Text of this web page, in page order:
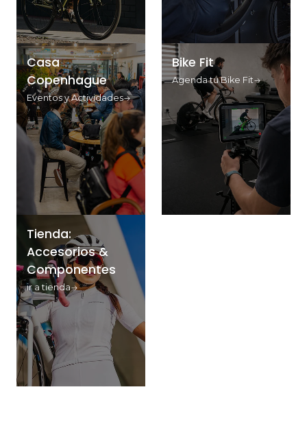
Casa
Copenhague
Eventos y Actividades
Bike Fit
Agenda tu Bike Fit
Tienda:
Accesorios &
Componentes
ir a tienda